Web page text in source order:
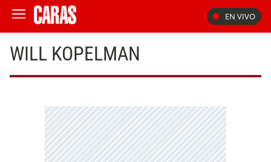
EN VIVO
WILL KOPELMAN